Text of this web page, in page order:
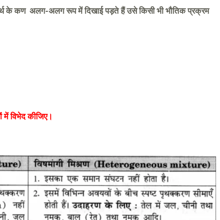
के कण अलग-अलग रूप में दिखाई पड़ते हैं उसे किसी भी भौतिक प्रक्रम
में विभेद कीजिए।